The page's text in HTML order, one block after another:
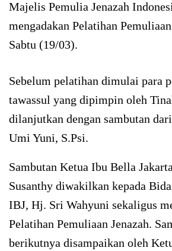
Majelis Pemulia Jenazah
mengadakan Pelatihan
Sabtu (19/03).
Sebelum pelatihan dimulai para
tawassul yang dipimpin oleh
dilanjutkan dengan sambutan
Umi Yuni, S.Psi.
Sambutan Ketua Ibu Bella
Susanthy diwakilkan kepada
IBJ, Hj. Sri Wahyuni sekaligus
Pelatihan Pemuliaan Jenazah.
berikutnya disampaikan oleh